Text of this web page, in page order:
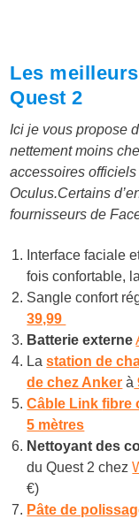
Les
Quest 2
Ici je vous propose
nettement moins
accessoires
Oculus.Certains
fournisseurs de
Interface faciale
fois confortable,
Sangle confort
39,99
Batterie externe
Lastation de
de chez Anker à
Câble Linkfibre
5 mètres
Nettoyant des
du Quest 2 chez
€)
Pâte de